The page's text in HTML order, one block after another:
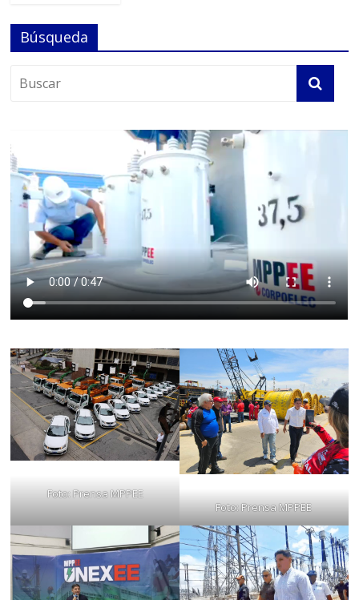
Búsqueda
Foto: Prensa MPPEE
Foto: Prensa MPPEE